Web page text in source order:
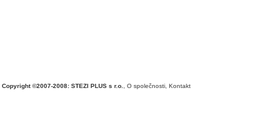
Copyright ©2007-2008: STEZI PLUS s r.o. O společnosti Kontakt